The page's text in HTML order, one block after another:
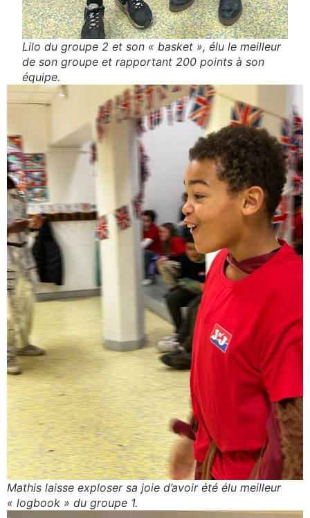
Lilo du groupe 2 et son « basket », élu le meilleur
de son groupe et rapportant 200 points à son
équipe.
Mathis laisse exploser sa joie d’avoir été élu meilleur
« logbook » du groupe 1.